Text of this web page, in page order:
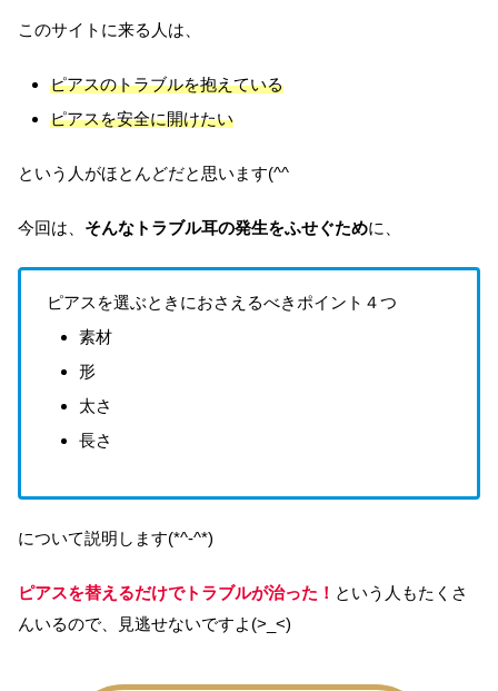
このサイトに来る人は、
ピアスのトラブルを抱えている
ピアスを安全に開けたい
という人がほとんどだと思います(^^
今回は、 そんなトラブル耳の発生をふせぐために、
ピアスを選ぶときにおさえるべきポイント４つ
素材
形
太さ
長さ
について説明します(*^-^*)
ピアスを替えるだけでトラブルが治った！ という人もたくさ
んいるので、見逃せないですよ(>_<)